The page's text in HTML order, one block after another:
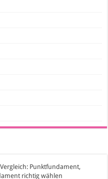
Punktfundament,
richtig wählen